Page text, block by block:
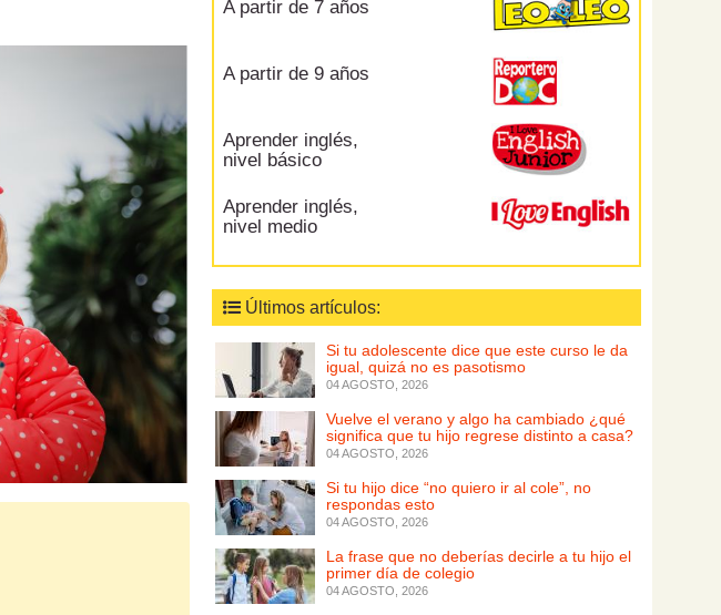
A partir de 7 años
A partir de 9 años
Aprender inglés,
nivel básico
Aprender inglés,
nivel medio
Últimos artículos:
Si tu adolescente dice que este curso le da
igual, quizá no es pasotismo
04 AGOSTO, 2026
Vuelve el verano y algo ha cambiado ¿qué
significa que tu hijo regrese distinto a casa?
04 AGOSTO, 2026
Si tu hijo dice “no quiero ir al cole”, no
respondas esto
04 AGOSTO, 2026
La frase que no deberías decirle a tu hijo el
primer día de colegio
04 AGOSTO, 2026